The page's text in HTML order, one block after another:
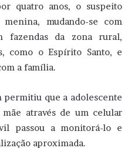
quatro anos, o suspeito
mudando-se com
fazendas da zona rural,
como o Espírito Santo, e
a família.
permitiu que a adolescente
através de um celular
passou a monitorá-lo e
aproximada.